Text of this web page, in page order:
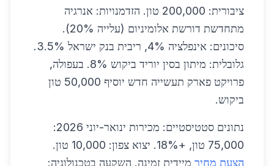
ציבורית: 200,000 טון. הזדמנויות: אנרגיה
מתחדשת דורשת אלומיניום (עלייה 20%).
סיכונים: אינפלציה 4%, ריבית בנק ישראל 3.5%.
גלובלית: מיתון בסין יוריד ביקוש 8%. בעפולה,
פרויקט פארק תעשייה חדש יוסיף 50,000 טון
ביקוש.
נתונים סטטיסטיים: מכירות ינואר-יוני 2026:
75,000 טון, +18%. יצוא צפון: 10,000 טון.
הצעת מחיר מיידית זמינה. השקעה בטכנולוגיה: